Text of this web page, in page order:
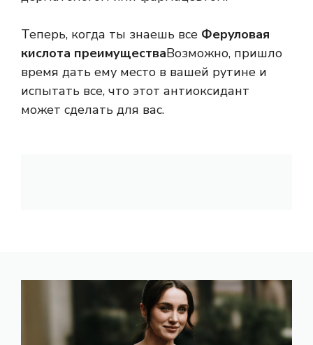
Теперь, когда ты знаешь все Феруловая
кислота преимуществаВозможно, пришло
время дать ему место в вашей рутине и
испытать все, что этот антиоксидант
может сделать для вас.